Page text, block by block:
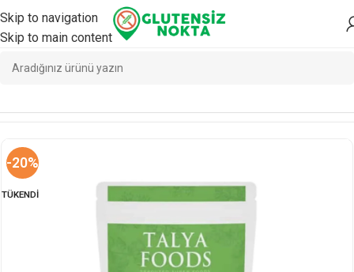
Skip to navigation
Skip to main content
Ana Sayfa Yemeklik
-20%
TÜKENDI